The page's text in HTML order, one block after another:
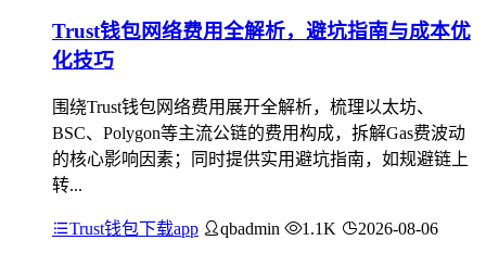
Trust钱包网络费用全解析，避坑指南与成本优
化技巧
围绕Trust钱包网络费用展开全解析，梳理以太坊、
BSC、Polygon等主流公链的费用构成，拆解Gas费波动
的核心影响因素；同时提供实用避坑指南，如规避链上
转...
Trust钱包下载app qbadmin 1.1K 2026-08-06